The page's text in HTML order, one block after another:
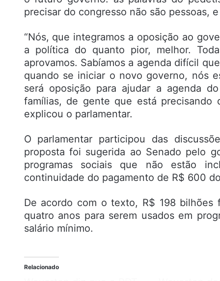
precisar do congresso não são pessoas,
“Nós, que integramos a oposição ao
a política do quanto pior, melhor.
aprovamos. Sabíamos a agenda difícil
quando se iniciar o novo governo, nós
será oposição para ajudar a agenda
famílias, de gente que está precisando
explicou o parlamentar.
O parlamentar participou das
proposta foi sugerida ao Senado pelo
programas sociais que não estão
continuidade do pagamento de R$ 600
De acordo com o texto, R$ 198
quatro anos para serem usados em
salário mínimo.
Relacionado